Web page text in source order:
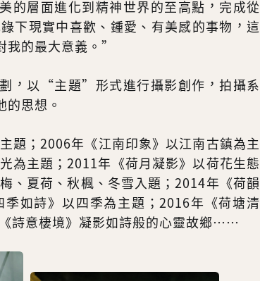
的層面進化到精神世界的至高點，完成從
下現實中喜歡、鍾愛、有美感的事物，這
我的最大意義。”
，以“主題”形式進行攝影創作，拍攝系
的思想。
題；2006年《江南印象》以江南古鎮為主
為主題；2011年《荷月凝影》以荷花生態
、夏荷、秋楓、冬雪入題；2014年《荷韻
如詩》以四季為主題；2016年《荷塘清
詩意棲境》凝影如詩般的心靈故鄉……